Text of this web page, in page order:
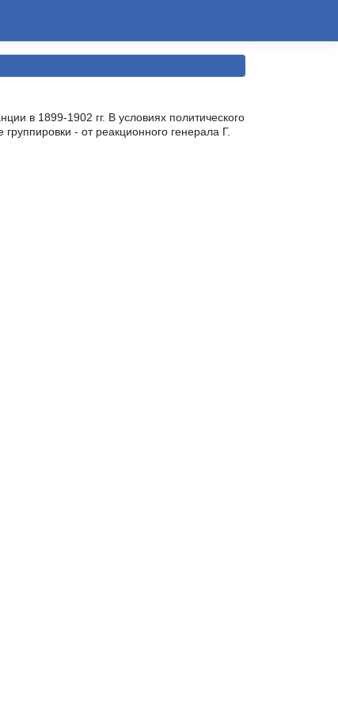
в 1899-1902 гг. В условиях политического
- от реакционного генерала Г.